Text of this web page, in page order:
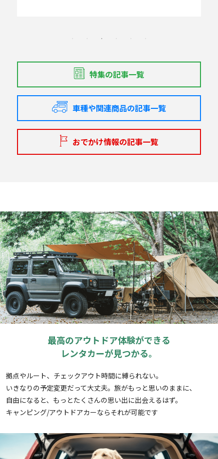
特集の記事一覧
車種や関連商品の記事一覧
おでかけ情報の記事一覧
最高のアウトドア体験ができる
レンタカーが見つかる。
拠点やルート、チェックアウト時間に縛られない。
いきなりの予定変更だって大丈夫。旅がもっと思いのままに、
自由になると、もっとたくさんの思い出に出会えるはず。
キャンピング/アウトドアカーならそれが可能です